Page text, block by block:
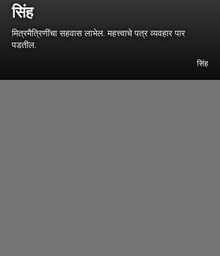
सिंह
मित्रमैत्रिणींचा सहवास लाभेल. महत्त्वाचे पत्र व्यवहार पार
पडतील.
सिंह